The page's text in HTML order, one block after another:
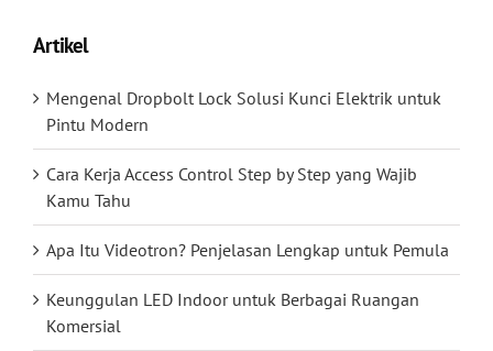
Artikel
Mengenal Dropbolt Lock Solusi Kunci Elektrik untuk
Pintu Modern
Cara Kerja Access Control Step by Step yang Wajib
Kamu Tahu
Apa Itu Videotron? Penjelasan Lengkap untuk Pemula
Keunggulan LED Indoor untuk Berbagai Ruangan
Komersial